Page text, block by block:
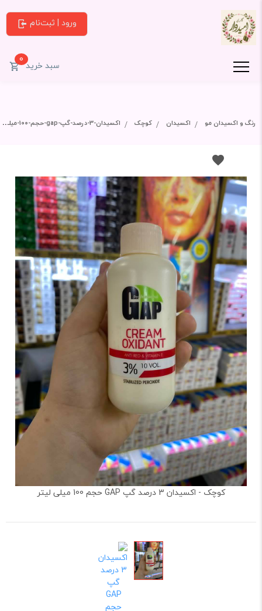
ورود | ثبت‌نام
سبد خرید0
رنگ و اکسیدان مو اکسیدان کوچک اکسیدان-3-درصد-گپ-gap-حجم-۱۰۰-میلی-لیتر
کوچک - اکسیدان 3 درصد گپ GAP حجم 100 میلی لیتر